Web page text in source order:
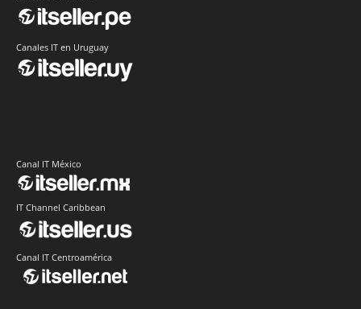
Canales IT en Uruguay
Canal IT México
IT Channel Caribbean
Canal IT Centroamérica